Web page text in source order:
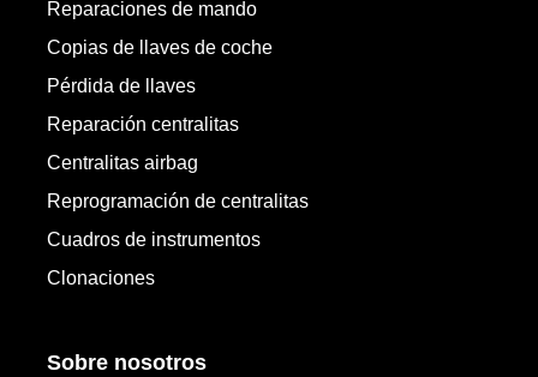
Reparaciones de mando
Copias de llaves de coche
Pérdida de llaves
Reparación centralitas
Centralitas airbag
Reprogramación de centralitas
Cuadros de instrumentos
Clonaciones
Sobre nosotros